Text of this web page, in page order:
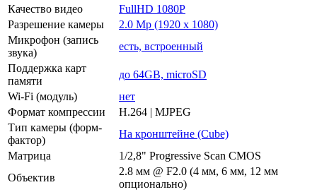
Качество видео
FullHD 1080P
Разрешение камеры
2.0 Mp (1920 x 1080)
Микрофон (запись
звука)
есть, встроенный
Поддержка карт
памяти
до 64GB, microSD
Wi-Fi (модуль)
нет
Формат компрессии
H.264 | MJPEG
Тип камеры (форм-
фактор)
На кронштейне (Cube)
Матрица
1/2,8" Progressive Scan CMOS
Объектив
2.8 мм @ F2.0 (4 мм, 6 мм, 12 мм
опционально)